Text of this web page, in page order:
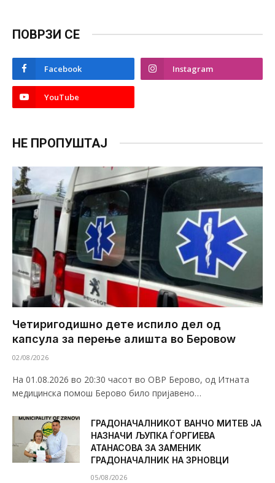
ПОВРЗИ СЕ
Facebook Instagram
YouTube
НЕ ПРОПУШТАЈ
Четиригодишно дете испило дел од
капсула за перење алишта во Беровоw
02/08/2026
На 01.08.2026 во 20:30 часот во ОВР Берово, од Итната
медицинска помош Берово било пријавено…
ГРАДОНАЧАЛНИКОТ ВАНЧО МИТЕВ ЈА
НАЗНАЧИ ЉУПКА ЃОРГИЕВА
АТАНАСОВА ЗА ЗАМЕНИК
ГРАДОНАЧАЛНИК НА ЗРНОВЦИ
05/08/2026